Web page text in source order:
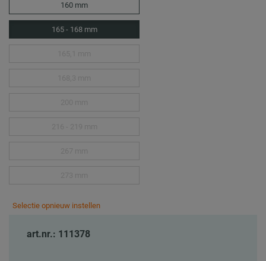
160 mm
165 - 168 mm
Selectie opnieuw instellen
art.nr.: 111378